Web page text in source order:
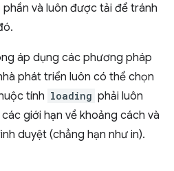
và luôn được tải để tránh
áp dụng các phương pháp
phát triển luôn có thể chọn
tính loading phải luôn
giới hạn về khoảng cách và
duyệt (chẳng hạn như in).